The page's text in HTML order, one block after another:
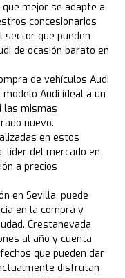
que mejor se adapte a
concesionarios
sector que pueden
de ocasión barato en
de vehículos Audi
Audi ideal a un
las mismas
nuevo.
en estos
líder del mercado en
a precios
en Sevilla, puede
en la compra y
Crestanevada
al año y cuenta
que pueden dar
disfrutan